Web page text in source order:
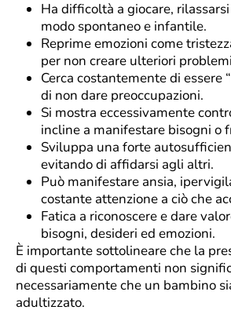
Ha difficoltà a giocare,
modo spontaneo e infantile.
Reprime emozioni come
per non creare ulteriori
Cerca costantemente di essere
di non dare preoccupazioni.
Si mostra eccessivamente
incline a manifestare bisogni o
Sviluppa una forte
evitando di affidarsi agli altri.
Può manifestare ansia,
costante attenzione a ciò che
Fatica a riconoscere e dare
bisogni, desideri ed emozioni.
È importante sottolineare che la
di questi comportamenti non
necessariamente che un bambino
adultizzato.